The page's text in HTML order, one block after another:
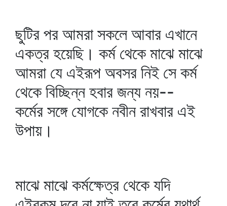
ছুটির পর আমরা সকলে আবার এখানে
একত্র হয়েছি। কর্ম থেকে মাঝে মাঝে
আমরা যে এইরূপ অবসর নিই সে কর্ম
থেকে বিচ্ছিন্ন হবার জন্য নয়--
কর্মের সঙ্গে যোগকে নবীন রাখবার এই
উপায়।
মাঝে মাঝে কর্মক্ষেত্র থেকে যদি